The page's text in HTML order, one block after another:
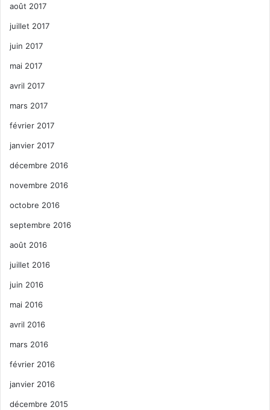
août 2017
juillet 2017
juin 2017
mai 2017
avril 2017
mars 2017
février 2017
janvier 2017
décembre 2016
novembre 2016
octobre 2016
septembre 2016
août 2016
juillet 2016
juin 2016
mai 2016
avril 2016
mars 2016
février 2016
janvier 2016
décembre 2015